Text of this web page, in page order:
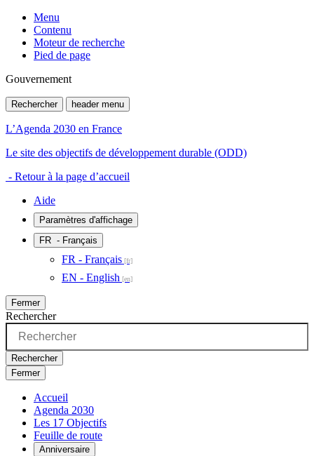
Menu
Contenu
Moteur de recherche
Pied de page
Gouvernement
Rechercher header menu
L’Agenda 2030 en France
Le site des objectifs de développement durable (ODD)
- Retour à la page d’accueil
Aide
Paramètres d'affichage
FR - Français
FR - Français
EN - English
Fermer
Rechercher
Rechercher
Fermer
Accueil
Agenda 2030
Les 17 Objectifs
Feuille de route
Anniversaire